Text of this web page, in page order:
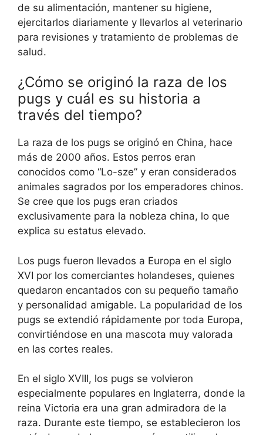
de su alimentación, mantener su higiene,
ejercitarlos diariamente y llevarlos al veterinario
para revisiones y tratamiento de problemas de
salud.
¿Cómo se originó la raza de los
pugs y cuál es su historia a
través del tiempo?
La raza de los pugs se originó en China, hace
más de 2000 años. Estos perros eran
conocidos como “Lo-sze” y eran considerados
animales sagrados por los emperadores chinos.
Se cree que los pugs eran criados
exclusivamente para la nobleza china, lo que
explica su estatus elevado.
Los pugs fueron llevados a Europa en el siglo
XVI por los comerciantes holandeses, quienes
quedaron encantados con su pequeño tamaño
y personalidad amigable. La popularidad de los
pugs se extendió rápidamente por toda Europa,
convirtiéndose en una mascota muy valorada
en las cortes reales.
En el siglo XVIII, los pugs se volvieron
especialmente populares en Inglaterra, donde la
reina Victoria era una gran admiradora de la
raza. Durante este tiempo, se establecieron los